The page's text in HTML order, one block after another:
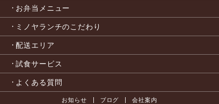
お弁当メニュー
ミノヤランチのこだわり
配送エリア
試食サービス
よくある質問
お知らせ ブログ 会社案内